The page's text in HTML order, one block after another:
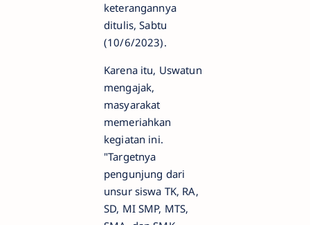
keterangannya
ditulis, Sabtu
(10/6/2023).
Karena itu, Uswatun
mengajak,
masyarakat
memeriahkan
kegiatan ini.
"Targetnya
pengunjung dari
unsur siswa TK, RA,
SD, MI SMP, MTS,